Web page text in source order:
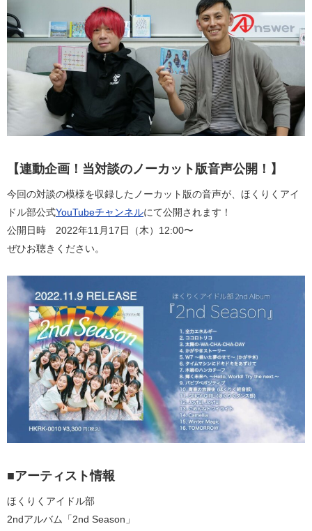
【連動企画！当対談のノーカット版音声公開！】
今回の対談の模様を収録したノーカット版の音声が、ほくりくアイ
ドル部公式YouTubeチャンネルにて公開されます！
公開日時 2022年11月17日（木）12:00〜
ぜひお聴きください。
■アーティスト情報
ほくりくアイドル部
2ndアルバム「2nd Season」